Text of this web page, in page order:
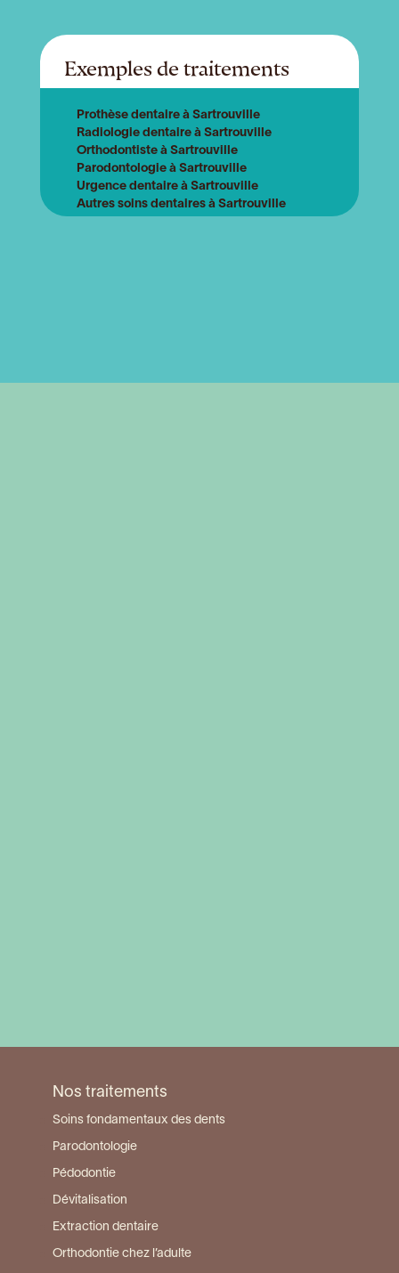
Exemples de traitements
Prothèse dentaire à Sartrouville
Radiologie dentaire à Sartrouville
Orthodontiste à Sartrouville
Parodontologie à Sartrouville
Urgence dentaire à Sartrouville
Autres soins dentaires à Sartrouville
Nos traitements
Soins fondamentaux des dents
Parodontologie
Pédodontie
Dévitalisation
Extraction dentaire
Orthodontie chez l’adulte